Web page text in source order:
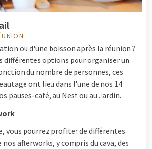
ou d'une boisson après la réunion ?
différentes options pour organiser un
du nombre de personnes, ces
ont lieu dans l'une de nos 14
pauses-café, au Nest ou au Jardin.
vous pourrez profiter de différentes
nos afterworks, y compris du cava, des